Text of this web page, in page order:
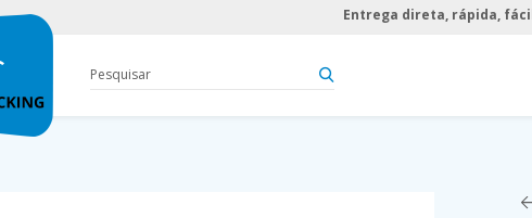
Entrega direta, rápida,